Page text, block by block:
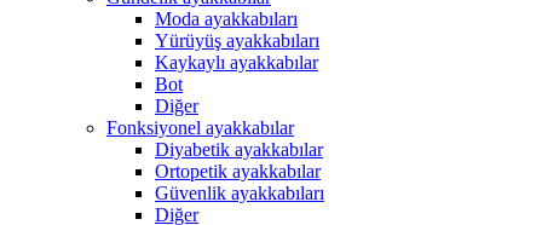
Moda ayakkabıları
Yürüyüş ayakkabıları
Kaykaylı ayakkabılar
Bot
Diğer
Fonksiyonel ayakkabılar
Diyabetik ayakkabılar
Ortopetik ayakkabılar
Güvenlik ayakkabıları
Diğer